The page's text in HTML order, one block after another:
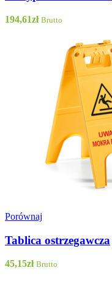
194,61zł Brutto
Porównaj
Tablica ostrzegawcza
45,15zł Brutto